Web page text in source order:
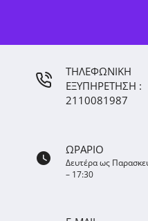
ΤΗΛΕΦΩΝΙΚΗ
ΕΞΥΠΗΡΕΤΗΣΗ :
2110081987
ΩΡΑΡΙΟ
Δευτέρα ως
– 17:30